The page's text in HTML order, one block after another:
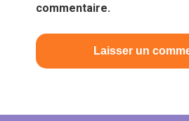
commentaire.